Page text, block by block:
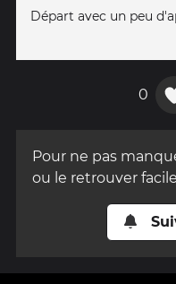
Départ avec un peu
0
Pour ne pas
ou le retrouver